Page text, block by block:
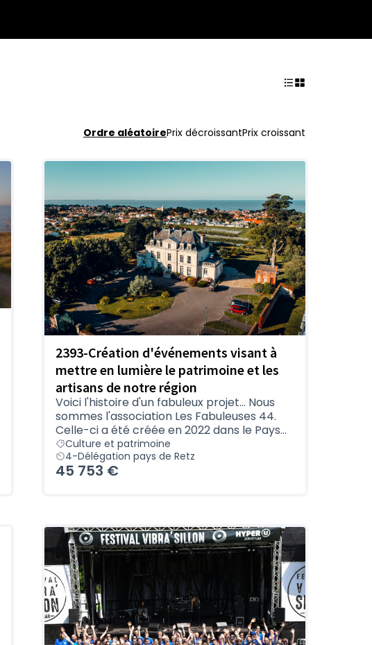
Ordre aléatoirePrix décroissantPrix croissant
2393-Création d'événements visant à
mettre en lumière le patrimoine et les
artisans de notre région
Voici l'histoire d'un fabuleux projet… Nous
sommes l'association Les Fabuleuses 44.
Celle-ci a été créée en 2022 dans le Pays...
Culture et patrimoine
4-Délégation pays de Retz
45 753 €